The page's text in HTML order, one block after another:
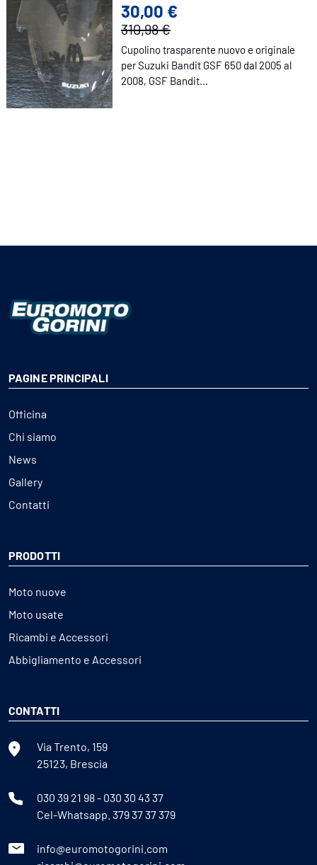
30,00 €
310,98 €
Cupolino trasparente nuovo e originale
per Suzuki Bandit GSF 650 dal 2005 al
2008, GSF Bandit...
PAGINE PRINCIPALI
Officina
Chi siamo
News
Gallery
Contatti
PRODOTTI
Moto nuove
Moto usate
Ricambi e Accessori
Abbigliamento e Accessori
CONTATTI
Via Trento, 159
25123, Brescia
030 39 21 98- 030 30 43 37
Cel-Whatsapp. 379 37 37 379
info@euromotogorini.com